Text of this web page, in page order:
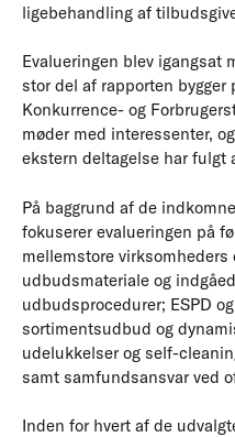
ligebehandling af
Evalueringen blev igangsat
stor del af rapporten bygger
Konkurrence- og
møder med interessenter,
ekstern deltagelse har fulgt
På baggrund af de
fokuserer evalueringen på
mellemstore
udbudsmateriale og
udbudsprocedurer; ESPD
sortimentsudbud og
udelukkelser og self-
samt samfundsansvar ved
Inden for hvert af de